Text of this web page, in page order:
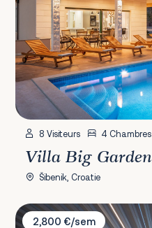
8 Visiteurs 4 Chambres
Villa Big Garden
Šibenik, Croatie
Villa D&D Residence
2,800 €/sem